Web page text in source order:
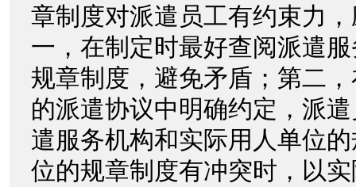
章制度对派遣员工有约束力
一，在制定时最好查阅派遣
规章制度，避免矛盾；第二
的派遣协议中明确约定，派
遣服务机构和实际用人单位
位的规章制度有冲突时，以